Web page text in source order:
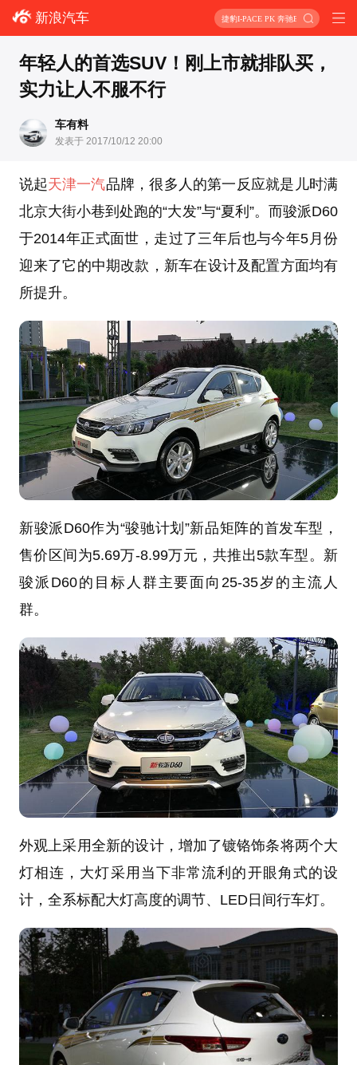
新浪汽车 捷豹I-PACE PK 奔驰EQC
年轻人的首选SUV！刚上市就排队买，
实力让人不服不行
车有料
发表于 2017/10/12 20:00
说起天津一汽品牌，很多人的第一反应就是儿时满
北京大街小巷到处跑的“大发”与“夏利”。而骏派D60
于2014年正式面世，走过了三年后也与今年5月份
迎来了它的中期改款，新车在设计及配置方面均有
所提升。
新骏派D60作为“骏驰计划”新品矩阵的首发车型，
售价区间为5.69万-8.99万元，共推出5款车型。新
骏派D60的目标人群主要面向25-35岁的主流人
群。
外观上采用全新的设计，增加了镀铬饰条将两个大
灯相连，大灯采用当下非常流利的开眼角式的设
计，全系标配大灯高度的调节、LED日间行车灯。